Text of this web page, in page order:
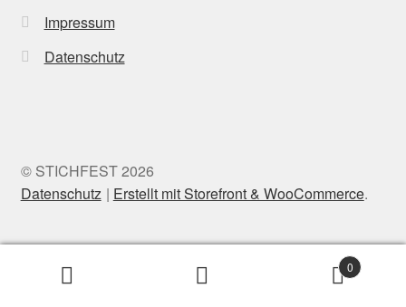
Impressum
Datenschutz
© STICHFEST 2026
Datenschutz
Erstellt mit Storefront & WooCommerce.
0